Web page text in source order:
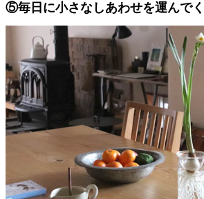
⑤毎日に小さなしあわせを運んで